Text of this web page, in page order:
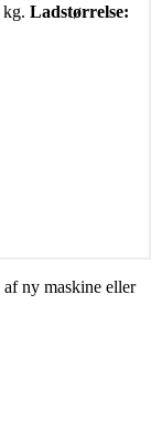
kg. Ladstørrelse:
ny maskine eller